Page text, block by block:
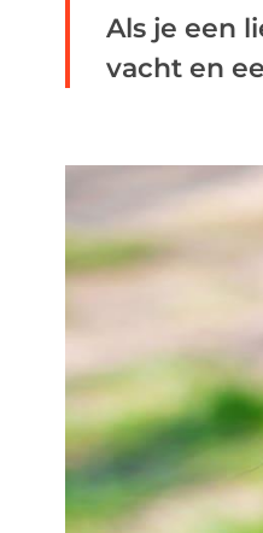
Als je een
vacht en